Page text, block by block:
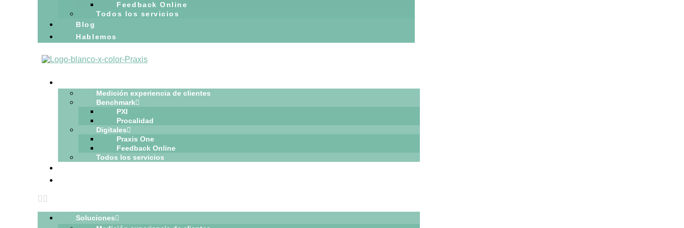
Feedback Online
Todos los servicios
Blog
Hablemos
Medición experiencia de clientes
Benchmark
PXI
Procalidad
Digitales
Praxis One
Feedback Online
Todos los servicios
Soluciones